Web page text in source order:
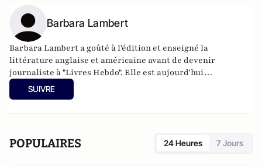
Barbara Lambert
Barbara Lambert a goûté à l'édition et enseigné la
littérature anglaise et américaine avant de devenir
journaliste à "Livres Hebdo". Elle est aujourd'hui
responsable des rubriques société/idées d'Atlantico.fr.
SUIVRE
POPULAIRES 24 Heures 7 Jours